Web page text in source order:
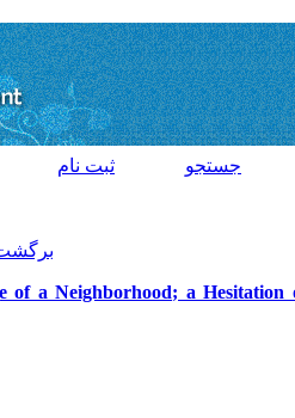
جستجو ثبت نام
of a Neighborhood; a